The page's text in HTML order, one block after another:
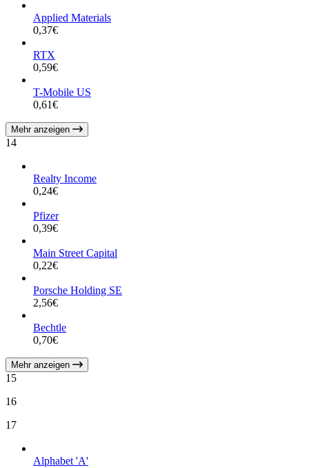
Applied Materials
0,37€
RTX
0,59€
T-Mobile US
0,61€
Mehr anzeigen
14
Realty Income
0,24€
Pfizer
0,39€
Main Street Capital
0,22€
Porsche Holding SE
2,56€
Bechtle
0,70€
Mehr anzeigen
15
16
17
Alphabet 'A'